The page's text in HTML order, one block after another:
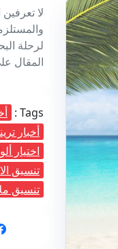
لا
لرحلة
المقال
Tags :
أخبار
اختيار
تنسيق
تنسيق